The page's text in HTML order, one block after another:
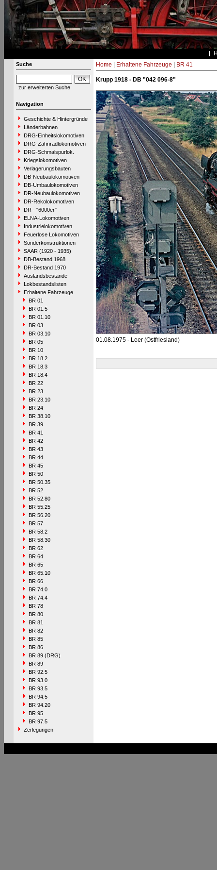
Suche
zur erweiterten Suche
Navigation
Geschichte & Hintergründe
Länderbahnen
DRG-Einheitslokomotiven
DRG-Zahnradlokomotiven
DRG-Schmalspurlok.
Kriegslokomotiven
Verlagerungsbauten
DB-Neubaulokomotiven
DB-Umbaulokomotiven
DR-Neubaulokomotiven
DR-Rekolokomotiven
DR - "6000er"
ELNA-Lokomotiven
Industrielokomotiven
Feuerlose Lokomotiven
Sonderkonstruktionen
SAAR (1920 - 1935)
DB-Bestand 1968
DR-Bestand 1970
Auslandsbestände
Lokbestandslisten
Erhaltene Fahrzeuge
BR 01
BR 01.5
BR 01.10
BR 03
BR 03.10
BR 05
BR 10
BR 18.2
BR 18.3
BR 18.4
BR 22
BR 23
BR 23.10
BR 24
BR 38.10
BR 39
BR 41
BR 42
BR 43
BR 44
BR 45
BR 50
BR 50.35
BR 52
BR 52.80
BR 55.25
BR 56.20
BR 57
BR 58.2
BR 58.30
BR 62
BR 64
BR 65
BR 65.10
BR 66
BR 74.0
BR 74.4
BR 78
BR 80
BR 81
BR 82
BR 85
BR 86
BR 89 (DRG)
BR 89
BR 92.5
BR 93.0
BR 93.5
BR 94.5
BR 94.20
BR 95
BR 97.5
Zerlegungen
Home Erhaltene Fahrzeuge BR 41
Krupp 1918 - DB "042 096-8"
01.08.1975 - Leer (Ostfriesland)